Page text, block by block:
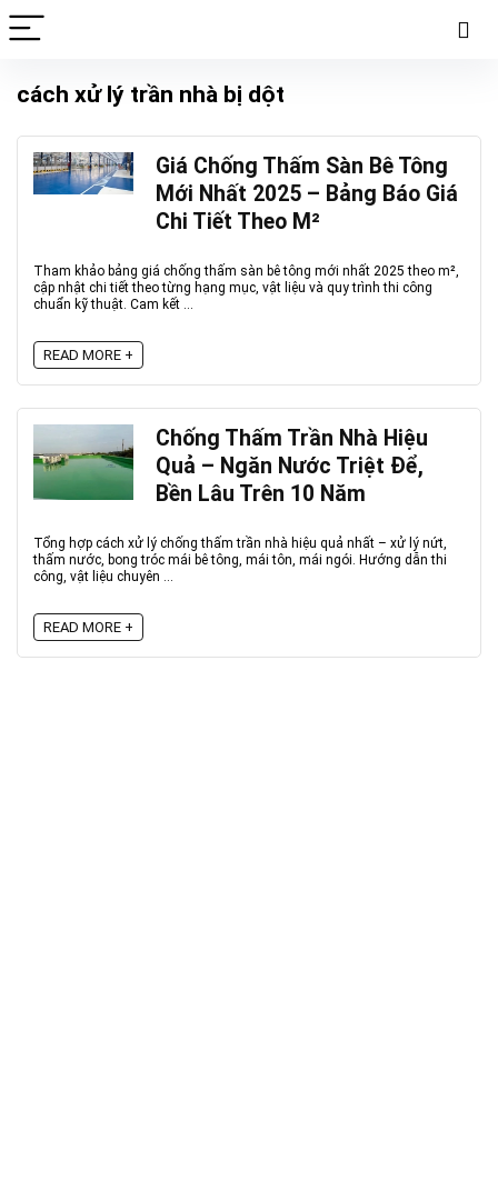
cách xử lý trần nhà bị dột
Giá Chống Thấm Sàn Bê Tông
Mới Nhất 2025 – Bảng Báo Giá
Chi Tiết Theo M²
Tham khảo bảng giá chống thấm sàn bê tông mới nhất 2025 theo m²,
cập nhật chi tiết theo từng hạng mục, vật liệu và quy trình thi công
chuẩn kỹ thuật. Cam kết ...
READ MORE +
Chống Thấm Trần Nhà Hiệu
Quả – Ngăn Nước Triệt Để,
Bền Lâu Trên 10 Năm
Tổng hợp cách xử lý chống thấm trần nhà hiệu quả nhất – xử lý nứt,
thấm nước, bong tróc mái bê tông, mái tôn, mái ngói. Hướng dẫn thi
công, vật liệu chuyên ...
READ MORE +